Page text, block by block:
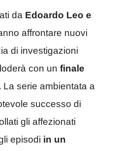
da Edoardo Leo e
affrontare nuovi
di investigazioni
con un finale
La serie ambientata a
successo di
gli affezionati
episodi in un